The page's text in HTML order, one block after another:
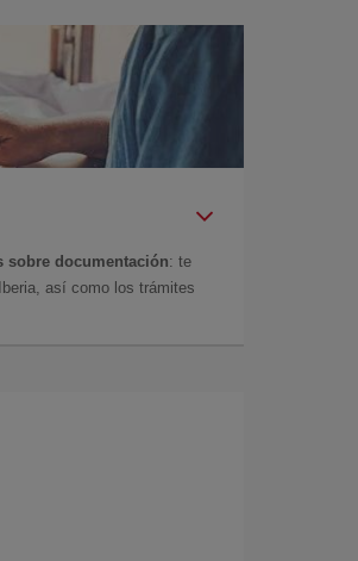
sobre documentación: te
así como los trámites